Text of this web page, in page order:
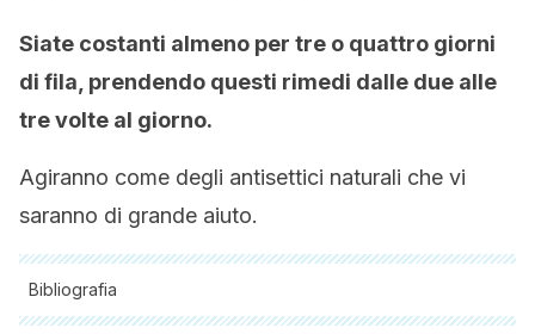
Siate costanti almeno per tre o quattro giorni
di fila, prendendo questi rimedi dalle due alle
tre volte al giorno.
Agiranno come degli antisettici naturali che vi
saranno di grande aiuto.
Bibliografia
Tutte le fonti citate sono state esaminate a fondo dal nostro